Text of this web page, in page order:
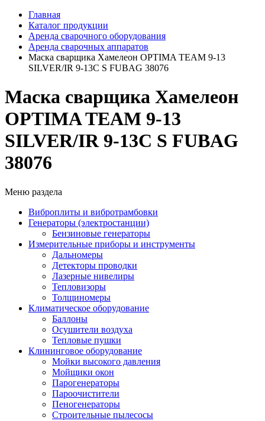
Главная
Каталог продукции
Аренда сварочного оборудования
Аренда сварочных аппаратов
Маска сварщика Хамелеон OPTIMA TEAM 9-13
SILVER/IR 9-13C S FUBAG 38076
Маска сварщика Хамелеон
OPTIMA TEAM 9-13
SILVER/IR 9-13C S FUBAG
38076
Меню раздела
Виброплиты и вибротрамбовки
Генераторы (электростанции)
Бензиновые генераторы
Измерительные приборы и инструменты
Дальномеры
Детекторы проводки
Лазерные нивелиры
Тепловизоры
Толщиномеры
Климатическое оборудование
Баллоны
Осушители воздуха
Тепловые пушки
Клининговое оборудование
Мойки высокого давления
Мойщики окон
Парогенераторы
Пароочистители
Пеногенераторы
Строительные пылесосы